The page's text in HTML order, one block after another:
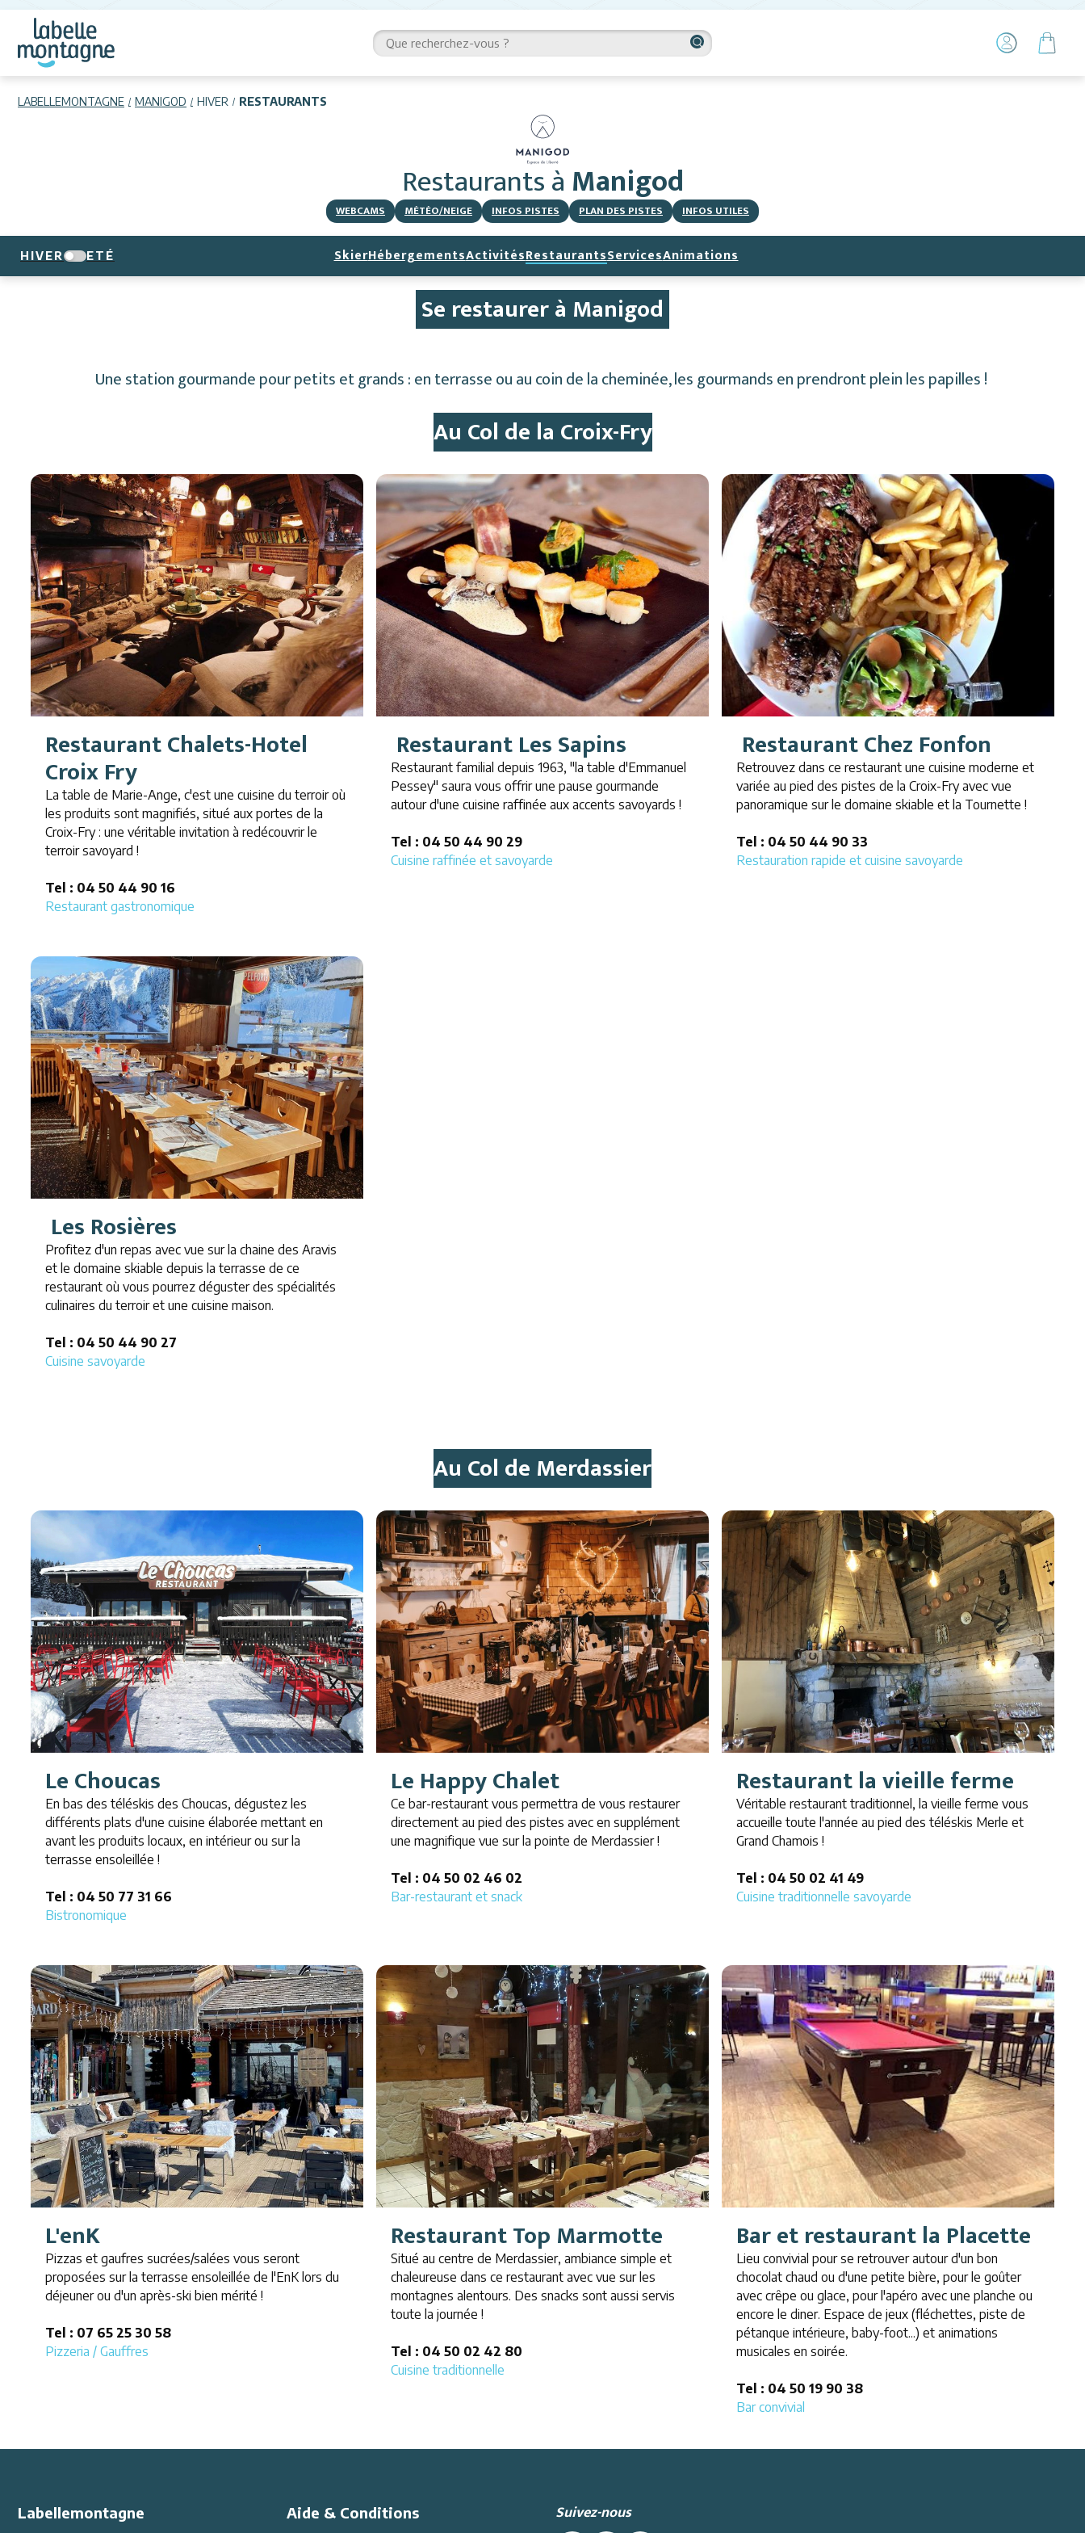
LABELLEMONTAGNE MANIGOD HIVER RESTAURANTS
Restaurantsà Manigod
WEBCAMS MÉTÉO/NEIGE INFOS PISTES PLAN DES PISTES INFOS UTILES
HIVER ETÉ SkierHébergementsActivitésRestaurantsServicesAnimations
Se restaurer à Manigod
Une station gourmande pour petits et grands : en terrasse ou au coin de la cheminée, les gourmands en prendront plein les papilles !
Au Col de la Croix-Fry
Restaurant Chalets-Hotel
Croix Fry
La table de Marie-Ange, c'est une cuisine du terroir où
les produits sont magnifiés, situé aux portes de la
Croix-Fry : une véritable invitation à redécouvrir le
terroir savoyard !
Tel : 04 50 44 90 16
Restaurant gastronomique
Restaurant Les Sapins
Restaurant familial depuis 1963, "la table d'Emmanuel
Pessey" saura vous offrir une pause gourmande
autour d'une cuisine raffinée aux accents savoyards !
Tel : 04 50 44 90 29
Cuisine raffinée et savoyarde
Restaurant Chez Fonfon
Retrouvez dans ce restaurant une cuisine moderne et
variée au pied des pistes de la Croix-Fry avec vue
panoramique sur le domaine skiable et la Tournette !
Tel : 04 50 44 90 33
Restauration rapide et cuisine savoyarde
Les Rosières
Profitez d'un repas avec vue sur la chaine des Aravis
et le domaine skiable depuis la terrasse de ce
restaurant où vous pourrez déguster des spécialités
culinaires du terroir et une cuisine maison.
Tel : 04 50 44 90 27
Cuisine savoyarde
Au Col de Merdassier
Le Choucas
En bas des téléskis des Choucas, dégustez les
différents plats d'une cuisine élaborée mettant en
avant les produits locaux, en intérieur ou sur la
terrasse ensoleillée !
Tel : 04 50 77 31 66
Bistronomique
Le Happy Chalet
Ce bar-restaurant vous permettra de vous restaurer
directement au pied des pistes avec en supplément
une magnifique vue sur la pointe de Merdassier !
Tel : 04 50 02 46 02
Bar-restaurant et snack
Restaurant la vieille ferme
Véritable restaurant traditionnel, la vieille ferme vous
accueille toute l'année au pied des téléskis Merle et
Grand Chamois !
Tel : 04 50 02 41 49
Cuisine traditionnelle savoyarde
L'enK
Pizzas et gaufres sucrées/salées vous seront
proposées sur la terrasse ensoleillée de l'EnK lors du
déjeuner ou d'un après-ski bien mérité !
Tel : 07 65 25 30 58
Pizzeria / Gauffres
Restaurant Top Marmotte
Situé au centre de Merdassier, ambiance simple et
chaleureuse dans ce restaurant avec vue sur les
montagnes alentours. Des snacks sont aussi servis
toute la journée !
Tel : 04 50 02 42 80
Cuisine traditionnelle
Bar et restaurant la Placette
Lieu convivial pour se retrouver autour d'un bon
chocolat chaud ou d'une petite bière, pour le goûter
avec crêpe ou glace, pour l'apéro avec une planche ou
encore le diner. Espace de jeux (fléchettes, piste de
pétanque intérieure, baby-foot...) et animations
musicales en soirée.
Tel : 04 50 19 90 38
Bar convivial
Labellemontagne Aide & Conditions Suivez-nous